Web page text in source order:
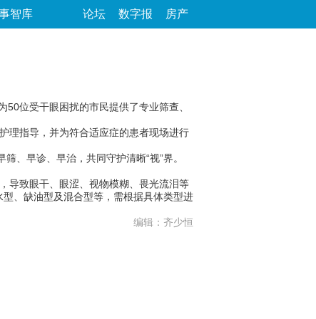
智库 论坛 数字报 房产
位受干眼困扰的市民提供了专业筛查、
指导，并为符合适应症的患者现场进行
、早诊、早治，共同守护清晰“视”界。
致眼干、眼涩、视物模糊、畏光流泪等
、缺油型及混合型等，需根据具体类型进
编辑：齐少恒